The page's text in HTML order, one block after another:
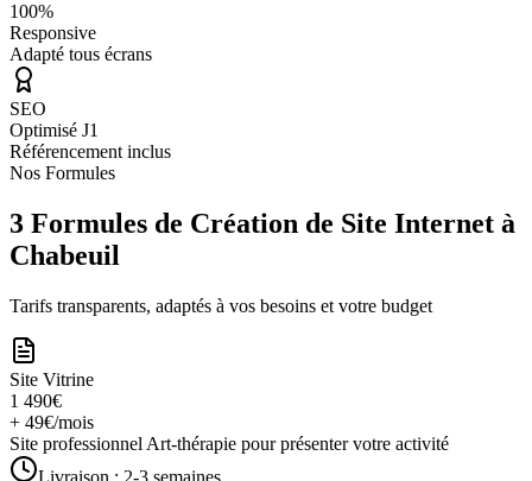
100%
Responsive
Adapté tous écrans
SEO
Optimisé J1
Référencement inclus
Nos Formules
3 Formules de Création de Site Internet à
Chabeuil
Tarifs transparents, adaptés à vos besoins et votre budget
Site Vitrine
1 490€
+ 49€/mois
Site professionnel Art-thérapie pour présenter votre activité
Livraison : 2-3 semaines